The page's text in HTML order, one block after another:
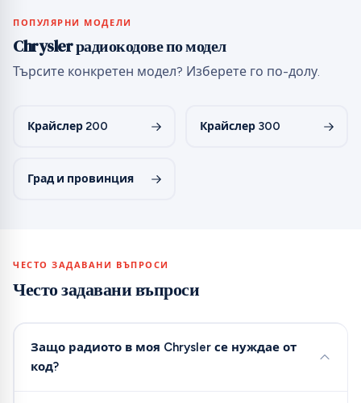
ПОПУЛЯРНИ МОДЕЛИ
Chrysler радиокодове по модел
Търсите конкретен модел? Изберете го по-долу.
Крайслер 200 Крайслер 300
Град и провинция
ЧЕСТО ЗАДАВАНИ ВЪПРОСИ
Често задавани въпроси
Защо радиото в моя Chrysler се нуждае от
код?